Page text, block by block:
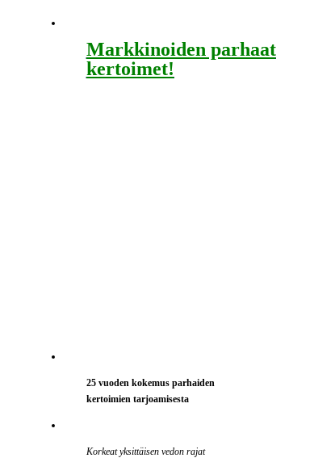
Markkinoiden parhaat
kertoimet!
25 vuoden kokemus parhaiden
kertoimien tarjoamisesta
Korkeat yksittäisen vedon rajat